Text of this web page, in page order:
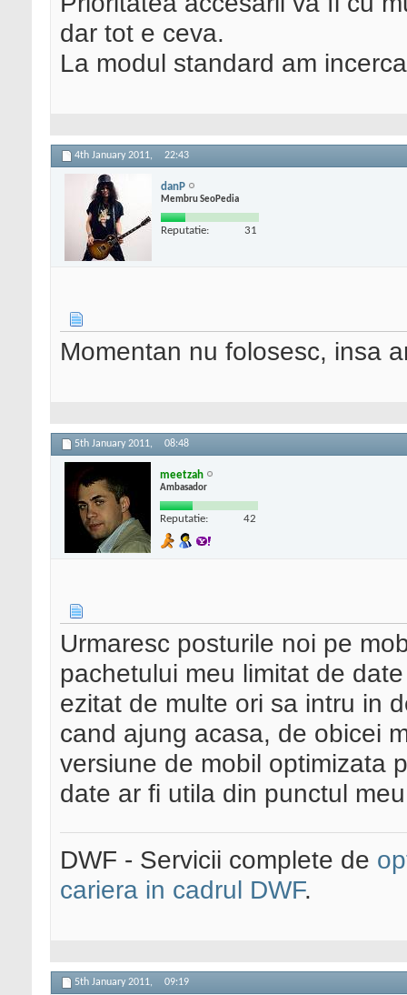
dar tot e ceva.
La modul standard am
4th January 2011, 22:43
danP
Membru SeoPedia
Reputatie: 31
Momentan nu folosesc, insa
5th January 2011, 08:48
meetzah
Ambasador
Reputatie: 42
Urmaresc posturile noi pe
pachetului meu limitat de
ezitat de multe ori sa intru in
cand ajung acasa, de obicei
versiune de mobil optimizata
date ar fi utila din punctul
DWF - Servicii complete de
cariera in cadrul DWF.
5th January 2011, 09:19